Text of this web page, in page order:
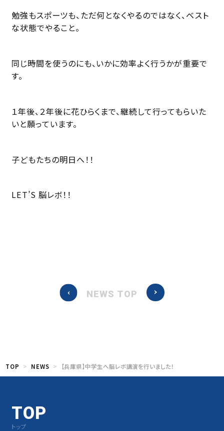
勉強もスポーツも、ただ何となくやるのではなく、ベスト
な状態でやること。
同じ時間を使うのにも、いかに効率よく行うかが重要で
す。
１年後、２年後に花ひらくまで、継続して行ってもらいた
いと願っています。
子どもたちの明日へ！！
LET’S 脳レボ！！
NEWS TOP
TOP NEWS 【兵庫県】中学生へ脳レボ講演を行いました！
TOP
トップ